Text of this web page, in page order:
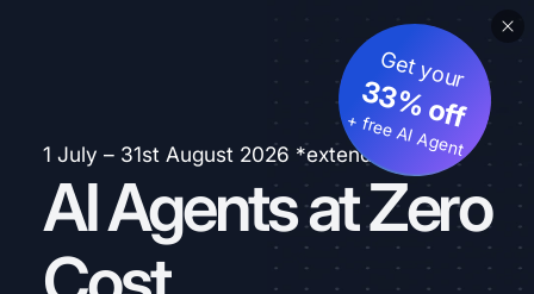
1 July – 31st August 2026 *extended
AI Agents at Zero
Get your
33% off
+ free AI Agent